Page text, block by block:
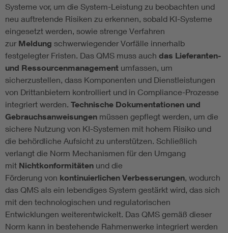
Systeme vor, um die System-Leistung zu beobachten und
neu auftretende Risiken zu erkennen, sobald KI-Systeme
eingesetzt werden, sowie strenge Verfahren
zur Meldung schwerwiegender Vorfälle innerhalb
festgelegter Fristen. Das QMS muss auch das Lieferanten-
und Ressourcenmanagement umfassen, um
sicherzustellen, dass Komponenten und Dienstleistungen
von Drittanbietern kontrolliert und in Compliance-Prozesse
integriert werden. Technische Dokumentationen und
Gebrauchsanweisungen müssen gepflegt werden, um die
sichere Nutzung von KI-Systemen mit hohem Risiko und
die behördliche Aufsicht zu unterstützen. Schließlich
verlangt die Norm Mechanismen für den Umgang
mit Nichtkonformitäten und die
Förderung von kontinuierlichen Verbesserungen, wodurch
das QMS als ein lebendiges System gestärkt wird, das sich
mit den technologischen und regulatorischen
Entwicklungen weiterentwickelt. Das QMS gemäß dieser
Norm kann in bestehende Rahmenwerke integriert werden